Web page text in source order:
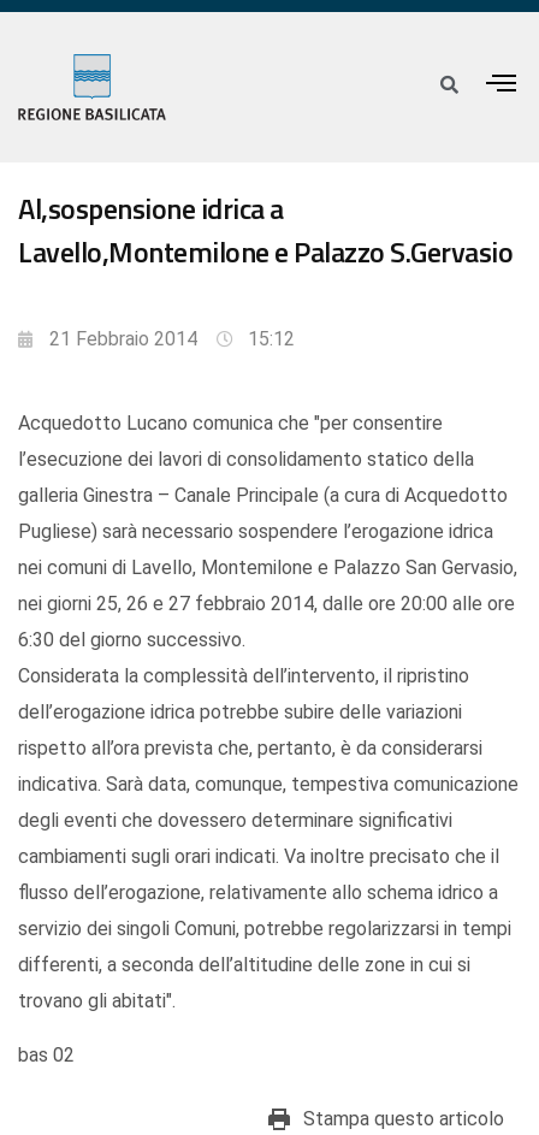
Al,sospensione idrica a
Lavello,Montemilone e Palazzo S.Gervasio
21 Febbraio 2014 15:12
Acquedotto Lucano comunica che "per consentire
l’esecuzione dei lavori di consolidamento statico della
galleria Ginestra – Canale Principale (a cura di Acquedotto
Pugliese) sarà necessario sospendere l’erogazione idrica
nei comuni di Lavello, Montemilone e Palazzo San Gervasio,
nei giorni 25, 26 e 27 febbraio 2014, dalle ore 20:00 alle ore
6:30 del giorno successivo.
Considerata la complessità dell’intervento, il ripristino
dell’erogazione idrica potrebbe subire delle variazioni
rispetto all’ora prevista che, pertanto, è da considerarsi
indicativa. Sarà data, comunque, tempestiva comunicazione
degli eventi che dovessero determinare significativi
cambiamenti sugli orari indicati. Va inoltre precisato che il
flusso dell’erogazione, relativamente allo schema idrico a
servizio dei singoli Comuni, potrebbe regolarizzarsi in tempi
differenti, a seconda dell’altitudine delle zone in cui si
trovano gli abitati".
bas 02
Stampa questo articolo